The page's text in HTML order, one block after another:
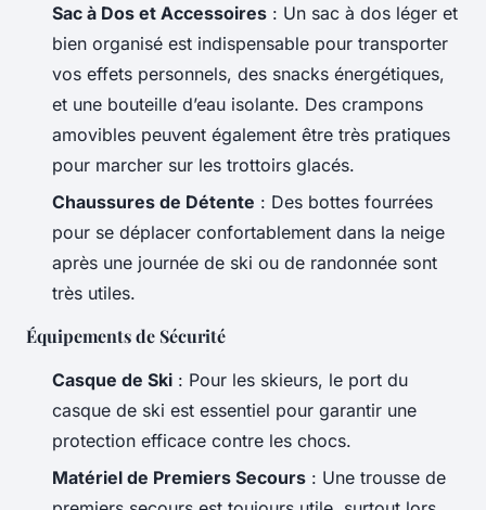
Sac à Dos et Accessoires : Un sac à dos léger et
bien organisé est indispensable pour transporter
vos effets personnels, des snacks énergétiques,
et une bouteille d’eau isolante. Des crampons
amovibles peuvent également être très pratiques
pour marcher sur les trottoirs glacés.
Chaussures de Détente : Des bottes fourrées
pour se déplacer confortablement dans la neige
après une journée de ski ou de randonnée sont
très utiles.
Équipements de Sécurité
Casque de Ski : Pour les skieurs, le port du
casque de ski est essentiel pour garantir une
protection efficace contre les chocs.
Matériel de Premiers Secours : Une trousse de